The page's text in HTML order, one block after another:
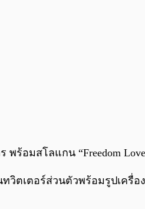
ร้อมสโลแกน “Freedom
ทวิตเตอร์ส่วนตัวพร้อมรูปเค